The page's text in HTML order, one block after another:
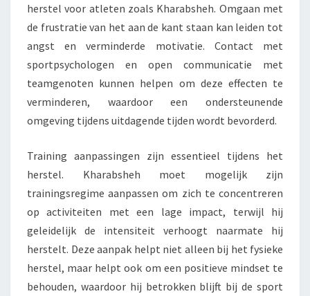
herstel voor atleten zoals Kharabsheh. Omgaan met
de frustratie van het aan de kant staan kan leiden tot
angst en verminderde motivatie. Contact met
sportpsychologen en open communicatie met
teamgenoten kunnen helpen om deze effecten te
verminderen, waardoor een ondersteunende
omgeving tijdens uitdagende tijden wordt bevorderd.
Training aanpassingen zijn essentieel tijdens het
herstel. Kharabsheh moet mogelijk zijn
trainingsregime aanpassen om zich te concentreren
op activiteiten met een lage impact, terwijl hij
geleidelijk de intensiteit verhoogt naarmate hij
herstelt. Deze aanpak helpt niet alleen bij het fysieke
herstel, maar helpt ook om een positieve mindset te
behouden, waardoor hij betrokken blijft bij de sport